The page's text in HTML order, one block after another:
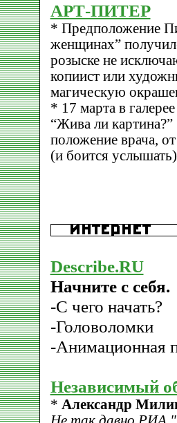
АРТ-ПИТЕР
* Предположение
женщинах”
розыске не
копиист или
магическую
* 17 марта в
“Жива ли картина?”
положение врача,
(и боится
Describe.RU
Начните с себя.
-С чего начать?
-Головоломки
-Анимационная
Независимый
* Александр